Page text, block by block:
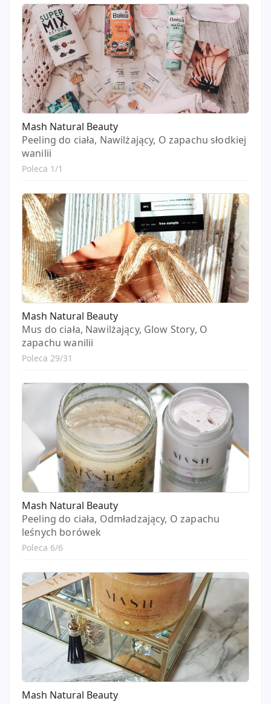
Mash Natural Beauty
Peeling do ciała, Nawilżający, O zapachu słodkiej
wanilii
Poleca 1/1
Mash Natural Beauty
Mus do ciała, Nawilżający, Glow Story, O
zapachu wanilii
Poleca 29/31
Mash Natural Beauty
Peeling do ciała, Odmładzający, O zapachu
leśnych borówek
Poleca 6/6
Mash Natural Beauty